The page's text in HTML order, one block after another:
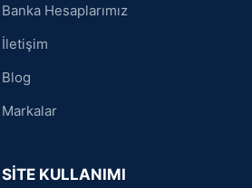
Banka Hesaplarımız
İletişim
Blog
Markalar
SİTE KULLANIMI